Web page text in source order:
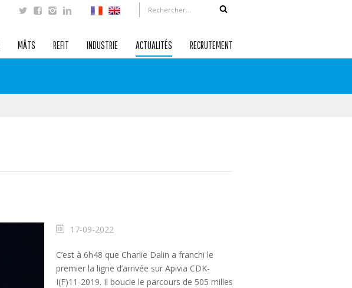
MÂTS REFIT INDUSTRIE ACTUALITÉS RECRUTEMENT
17-09-2022
C’est à 6h48 que Charlie Dalin a franchi le
premier la ligne d’arrivée sur Apivia CDK-
I(F)11-2019. Il boucle le parcours de 505 milles